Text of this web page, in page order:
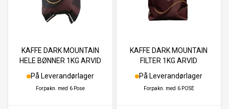
KAFFE DARK MOUNTAIN
HELE BØNNER 1KG ARVID
NORDQUIST
På Leverandørlager
Forpakn. med 6 Pose
KAFFE DARK MOUNTAIN
FILTER 1KG ARVID
NORDQUIST
På Leverandørlager
Forpakn. med 6 POSE